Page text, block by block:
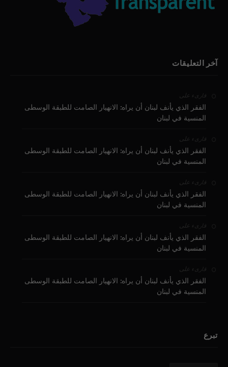
آخر التعليقات
قارىء على
الفقر الذي يأنف لبنان أن يراه: الانهيار الصامت للطبقة الوسطى
المنسية في لبنان
قارىء على
الفقر الذي يأنف لبنان أن يراه: الانهيار الصامت للطبقة الوسطى
المنسية في لبنان
قارىء على
الفقر الذي يأنف لبنان أن يراه: الانهيار الصامت للطبقة الوسطى
المنسية في لبنان
قارىء على
الفقر الذي يأنف لبنان أن يراه: الانهيار الصامت للطبقة الوسطى
المنسية في لبنان
قارىء على
الفقر الذي يأنف لبنان أن يراه: الانهيار الصامت للطبقة الوسطى
المنسية في لبنان
تبرع